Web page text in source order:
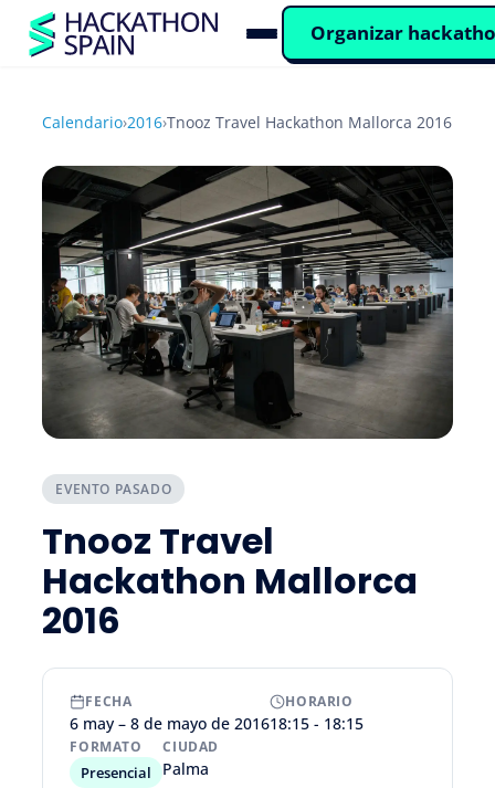
Organizar
Calendario›2016›Tnooz Travel Hackathon Mallorca 2016
EVENTO PASADO
Tnooz Travel
Hackathon Mallorca
2016
FECHA
6 may – 8 de mayo de 2016
HORARIO
18:15 - 18:15
FORMATO
Presencial
CIUDAD
Palma